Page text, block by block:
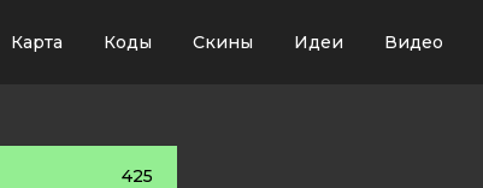
Карта Коды Скины Идеи Видео
425